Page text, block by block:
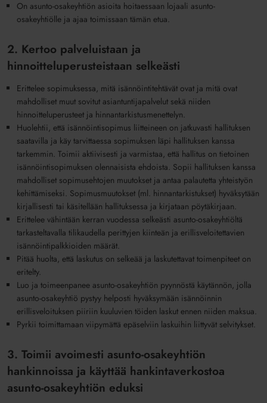
On asunto-osakeyhtiön asioita hoitaessaan lojaali asunto-
osakeyhtiölle ja ajaa toimissaan tämän etua.
2. Kertoo palveluistaan ja
hinnoitteluperusteistaan selkeästi
Erittelee sopimuksessa, mitä isännöintitehtävät ovat ja mitä ovat
mahdolliset muut sovitut asiantuntijapalvelut sekä niiden
hinnoitteluperusteet ja hinnantarkistusmenettelyn.
Huolehtii, että isännöintisopimus liitteineen on jatkuvasti hallituksen
saatavilla ja käy tarvittaessa sopimuksen läpi hallituksen kanssa
tarkemmin. Toimii aktiivisesti ja varmistaa, että hallitus on tietoinen
isännöintisopimuksen olennaisista ehdoista. Sopii hallituksen kanssa
mahdolliset sopimusehtojen muutokset ja antaa palautetta yhteistyön
kehittämiseksi. Sopimusmuutokset (ml. hinnantarkistukset) hyväksytään
kirjallisesti tai käsitellään hallituksessa ja kirjataan pöytäkirjaan.
Erittelee vähintään kerran vuodessa selkeästi asunto-osakeyhtiöltä
tarkasteltavalla tilikaudella perittyjen kiinteän ja erillisveloitettavien
isännöintipalkkioiden määrät.
Pitää huolta, että laskutus on selkeää ja laskutettavat toimenpiteet on
eritelty.
Luo ja toimeenpanee asunto-osakeyhtiön pyynnöstä käytännön, jolla
asunto-osakeyhtiö pystyy helposti hyväksymään isännöinnin
erillisveloituksen piiriin kuuluvien töiden laskut ennen niiden maksua.
Pyrkii toimittamaan viipymättä epäselviin laskuihin liittyvät selvitykset.
3. Toimii avoimesti asunto-osakeyhtiön
hankinnoissa ja käyttää hankintaverkostoa
asunto-osakeyhtiön eduksi